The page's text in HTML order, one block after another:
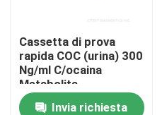
Cassetta di prova
rapida COC (urina) 300
Ng/ml C/ocaina
Metabolita
Benzoilecgonina
Invia richiesta